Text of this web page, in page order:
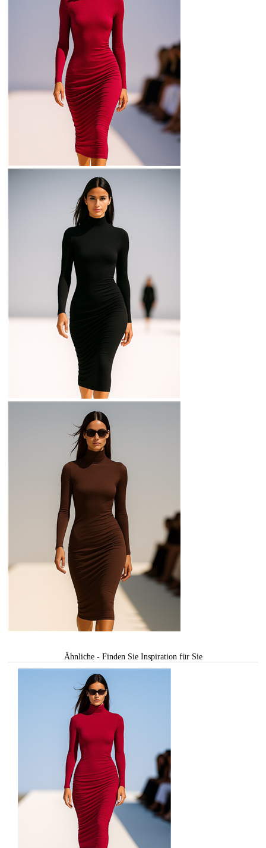
Ähnliche - Finden Sie Inspiration für Sie